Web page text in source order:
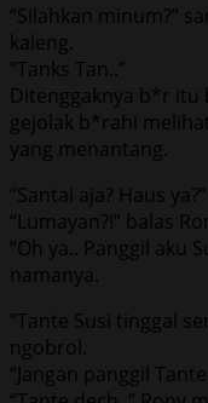
“Silahkan minum?”
kaleng.
“Tanks Tan..”
Ditenggaknya b*r itu
gejolak b*rahi
yang menantang.
“Santai aja? Haus ya?”
“Lumayan?!” balas
“Oh ya.. Panggil aku
namanya.
“Tante Susi tinggal
ngobrol.
“Jangan panggil